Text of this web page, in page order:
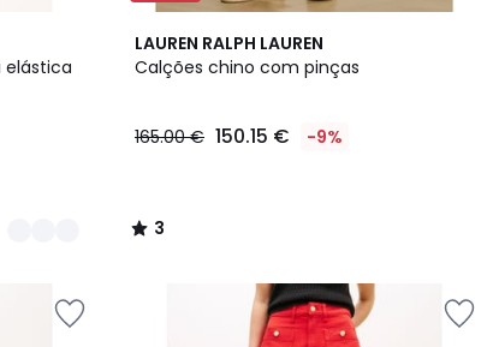
LAUREN RALPH LAUREN
Calções chino com pinças
165.00 € 150.15 € -9%
3
/
3
/